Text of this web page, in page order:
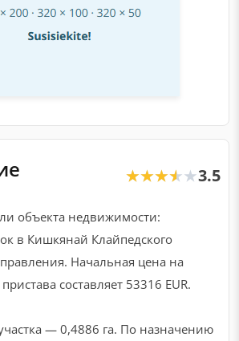
★★★★★
★★★★★3.5
объекта недвижимости:
в Кишкянай Клайпедского
Начальная цена на
составляет 53316 EUR.
— 0,4886 га. По назначению